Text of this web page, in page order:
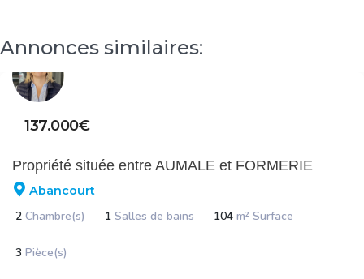
Annonces similaires:
137.000€
Propriété située entre AUMALE et FORMERIE
Abancourt
2 Chambre(s) 1 Salles de bains 104 m² Surface
3 Pièce(s)